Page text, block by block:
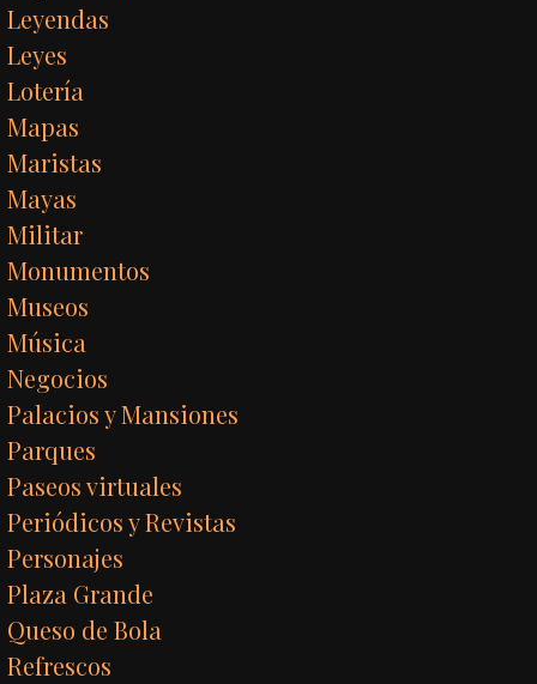
Leyendas
Leyes
Lotería
Mapas
Maristas
Mayas
Militar
Monumentos
Museos
Música
Negocios
Palacios y Mansiones
Parques
Paseos virtuales
Periódicos y Revistas
Personajes
Plaza Grande
Queso de Bola
Refrescos